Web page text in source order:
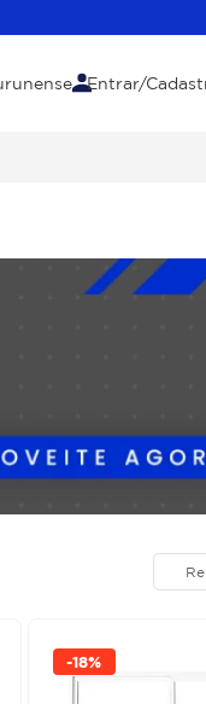
Entrar/
-18%